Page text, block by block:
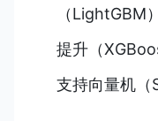
（LightGBM
提升（
支持向量机（